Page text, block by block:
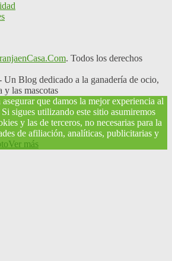
. Todos los derechos
Un Blog dedicado a la ganadería de ocio,
las mascotas
que damos la mejor experiencia al
sigues utilizando este sitio asumiremos
y las de terceros, no necesarias para la
de afiliación, analíticas, publicitarias y
Ver más